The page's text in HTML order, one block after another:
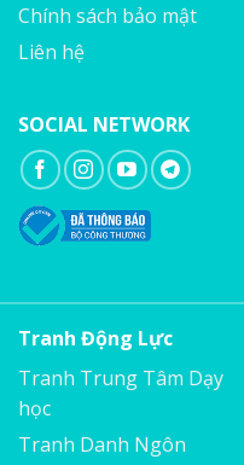
Chính sách bảo mật
Liên hệ
SOCIAL NETWORK
Tranh Động Lực
Tranh Trung Tâm Dạy
học
Tranh Danh Ngôn